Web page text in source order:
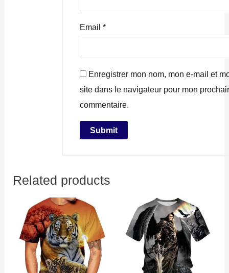
Email*
Enregistrer mon nom, mon e-mail et
site dans le navigateur pour mon
commentaire.
Related products